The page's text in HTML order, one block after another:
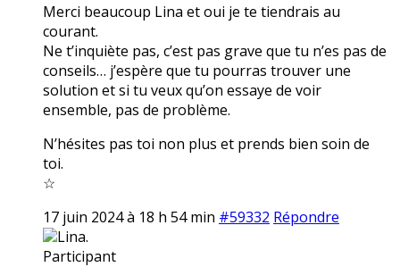
Merci beaucoup Lina et oui je te tiendrais au
courant.
Ne t’inquiète pas, c’est pas grave que tu n’es pas de
conseils… j’espère que tu pourras trouver une
solution et si tu veux qu’on essaye de voir
ensemble, pas de problème.
N’hésites pas toi non plus et prends bien soin de
toi.
☆
17 juin 2024 à 18 h 54 min #59332 Répondre
Lina.
Participant